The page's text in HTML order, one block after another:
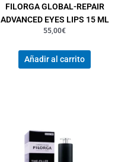
FILORGA GLOBAL-REPAIR
ADVANCED EYES LIPS 15 ML
55,00€
Añadir al carrito